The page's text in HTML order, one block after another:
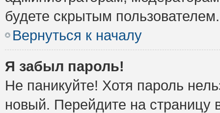
будете скрытым пользователем.
Вернуться к началу
Я забыл пароль!
Не паникуйте! Хотя пароль
новый. Перейдите на